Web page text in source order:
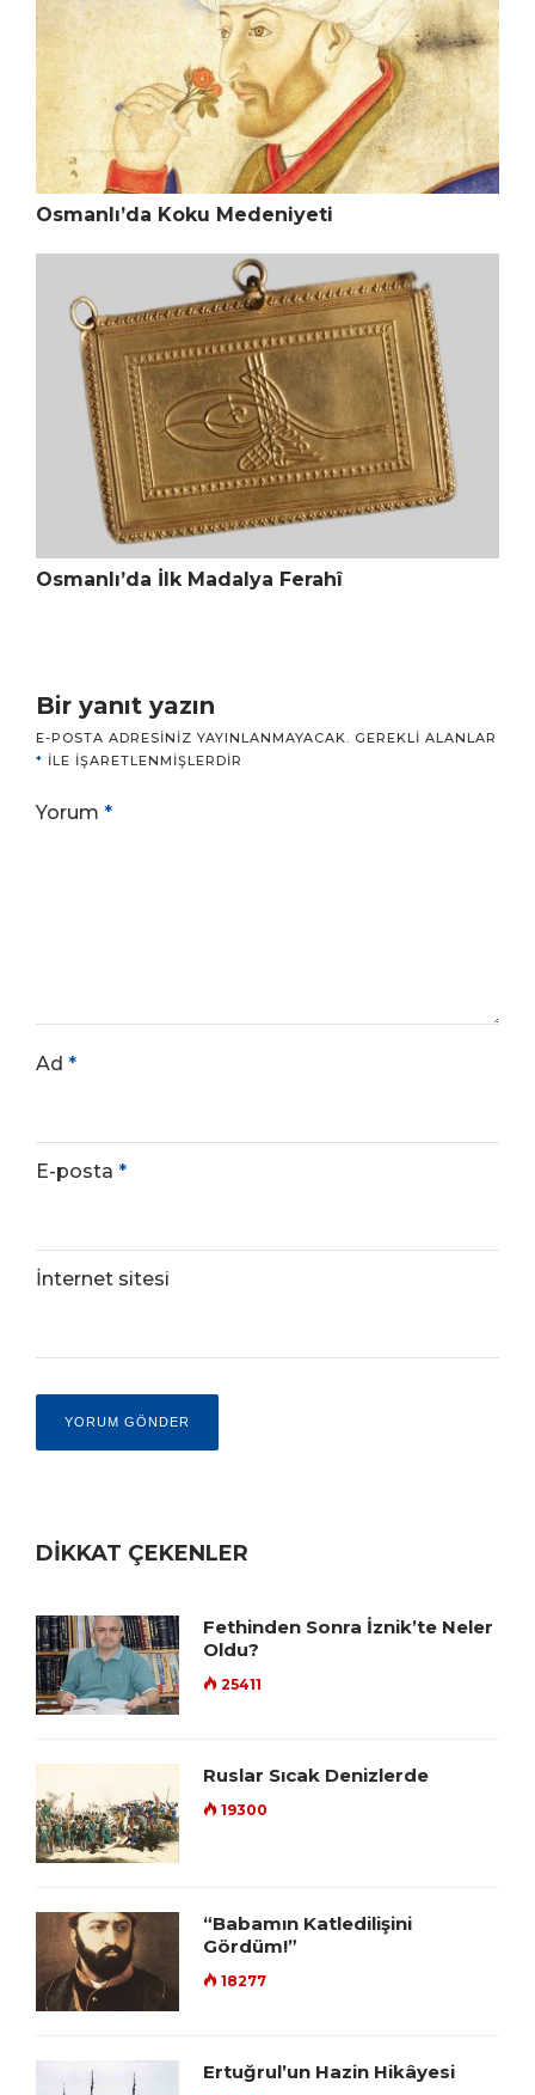
Osmanlı’da Koku Medeniyeti
Osmanlı’da İlk Madalya Ferahî
Bir yanıt yazın
E-POSTA ADRESINIZ YAYINLANMAYACAK.
GEREKLI ALANLAR
* ILE IŞARETLENMIŞLERDIR
Yorum *
Ad *
E-posta *
İnternet sitesi
DİKKAT ÇEKENLER
Fethinden Sonra İznik’te Neler
Oldu?
25411
Ruslar Sıcak Denizlerde
19300
“Babamın Katledilişini
Gördüm!”
18277
Ertuğrul’un Hazin Hikâyesi